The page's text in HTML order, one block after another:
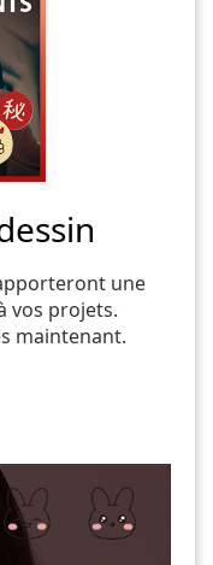
une
vos projets.
maintenant.